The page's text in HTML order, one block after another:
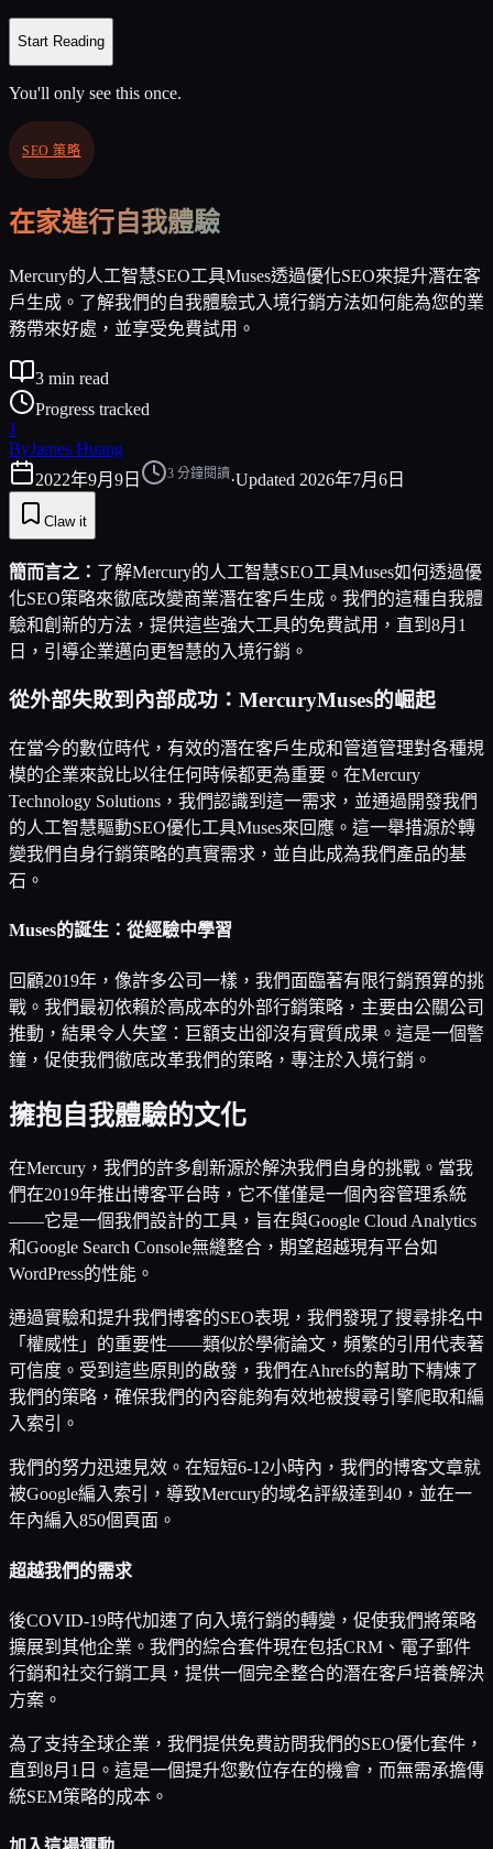
Start Reading
You'll only see this once.
SEO 策略
在家進行自我體驗
Mercury的人工智慧SEO工具Muses透過優化SEO來提升潛在客
戶生成。了解我們的自我體驗式入境行銷方法如何能為您的業
務帶來好處，並享受免費試用。
3 min read
Progress tracked
J
ByJames Huang
2022年9月9日
3 分鐘閱讀·Updated 2026年7月6日
Claw it
簡而言之： 了解Mercury的人工智慧SEO工具Muses如何透過優
化SEO策略來徹底改變商業潛在客戶生成。我們的這種自我體
驗和創新的方法，提供這些強大工具的免費試用，直到8月1
日，引導企業邁向更智慧的入境行銷。
從外部失敗到內部成功：MercuryMuses的崛起
在當今的數位時代，有效的潛在客戶生成和管道管理對各種規
模的企業來說比以往任何時候都更為重要。在Mercury
Technology Solutions，我們認識到這一需求，並通過開發我們
的人工智慧驅動SEO優化工具Muses來回應。這一舉措源於轉
變我們自身行銷策略的真實需求，並自此成為我們產品的基
石。
Muses的誕生：從經驗中學習
回顧2019年，像許多公司一樣，我們面臨著有限行銷預算的挑
戰。我們最初依賴於高成本的外部行銷策略，主要由公關公司
推動，結果令人失望：巨額支出卻沒有實質成果。這是一個警
鐘，促使我們徹底改革我們的策略，專注於入境行銷。
擁抱自我體驗的文化
在Mercury，我們的許多創新源於解決我們自身的挑戰。當我
們在2019年推出博客平台時，它不僅僅是一個內容管理系統
——它是一個我們設計的工具，旨在與Google Cloud Analytics
和Google Search Console無縫整合，期望超越現有平台如
WordPress的性能。
通過實驗和提升我們博客的SEO表現，我們發現了搜尋排名中
「權威性」的重要性——類似於學術論文，頻繁的引用代表著
可信度。受到這些原則的啟發，我們在Ahrefs的幫助下精煉了
我們的策略，確保我們的內容能夠有效地被搜尋引擎爬取和編
入索引。
我們的努力迅速見效。在短短6-12小時內，我們的博客文章就
被Google編入索引，導致Mercury的域名評級達到40，並在一
年內編入850個頁面。
超越我們的需求
後COVID-19時代加速了向入境行銷的轉變，促使我們將策略
擴展到其他企業。我們的綜合套件現在包括CRM、電子郵件
行銷和社交行銷工具，提供一個完全整合的潛在客戶培養解決
方案。
為了支持全球企業，我們提供免費訪問我們的SEO優化套件，
直到8月1日。這是一個提升您數位存在的機會，而無需承擔傳
統SEM策略的成本。